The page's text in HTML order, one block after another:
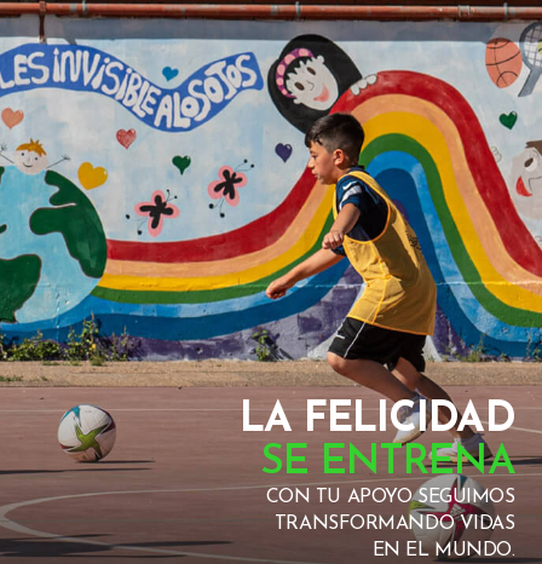
LA FELICIDAD
SE ENTRENA
CON TU APOYO SEGUIMOS
TRANSFORMANDO VIDAS
EN EL MUNDO.